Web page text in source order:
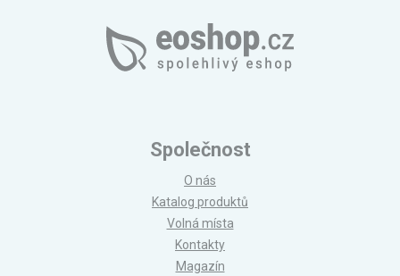
Společnost
O nás
Katalog produktů
Volná místa
Kontakty
Magazín